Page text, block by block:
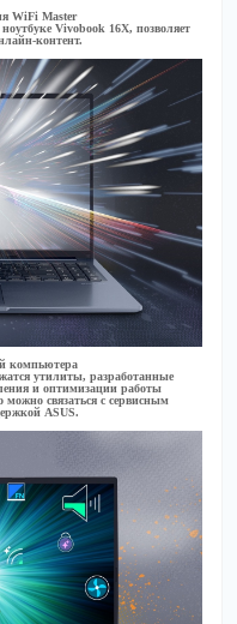
WiFi Master
Vivobook 16X, позволяет
контент.
компьютера
утилиты, разработанные
и оптимизации работы
связаться с сервисным
ASUS.